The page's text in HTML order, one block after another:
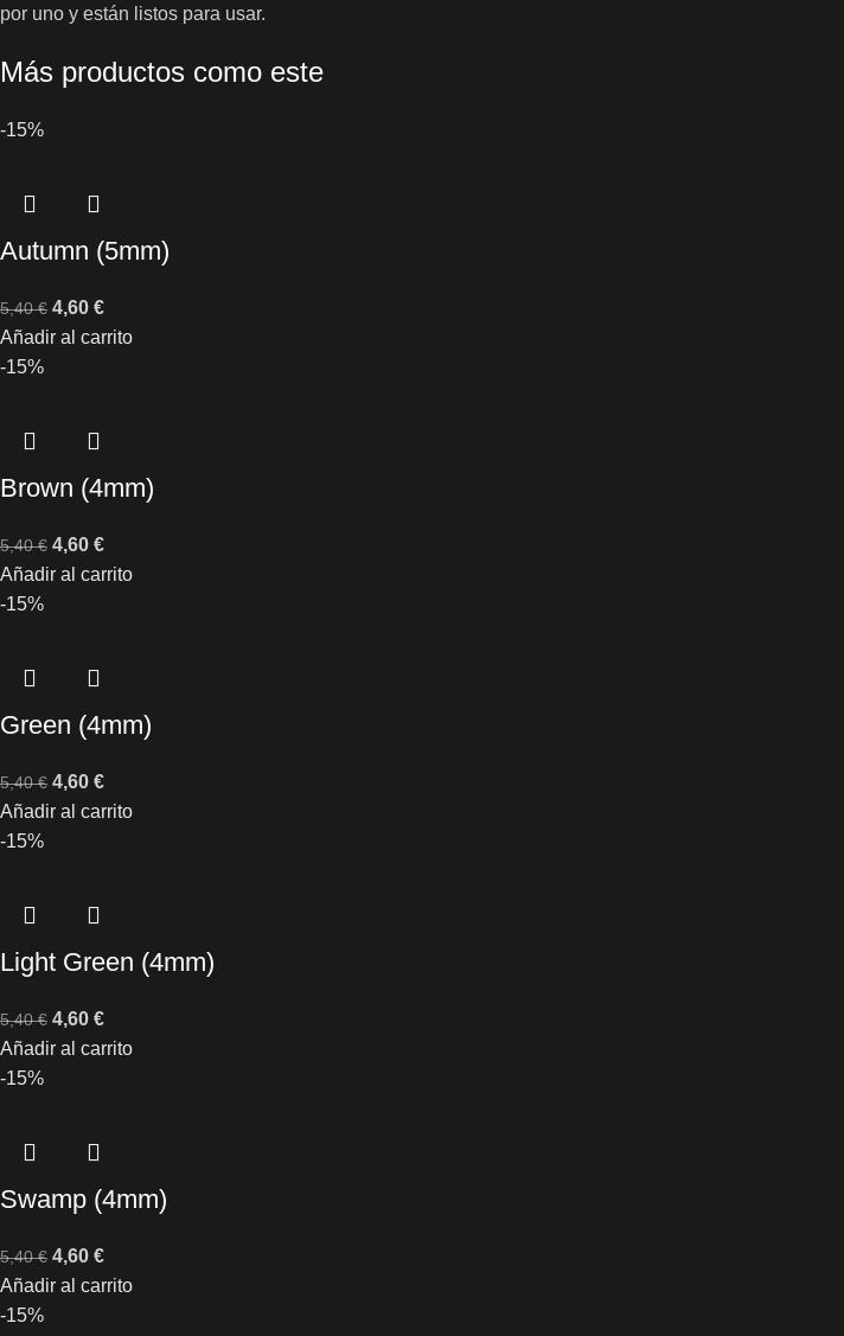
por uno y están listos para usar.
Más productos como este
-15%
Autumn (5mm)
5,40€ 4,60 €
Añadir al carrito
-15%
Brown (4mm)
5,40€ 4,60 €
Añadir al carrito
-15%
Green (4mm)
5,40€ 4,60 €
Añadir al carrito
-15%
Light Green (4mm)
5,40€ 4,60 €
Añadir al carrito
-15%
Swamp (4mm)
5,40€ 4,60 €
Añadir al carrito
-15%